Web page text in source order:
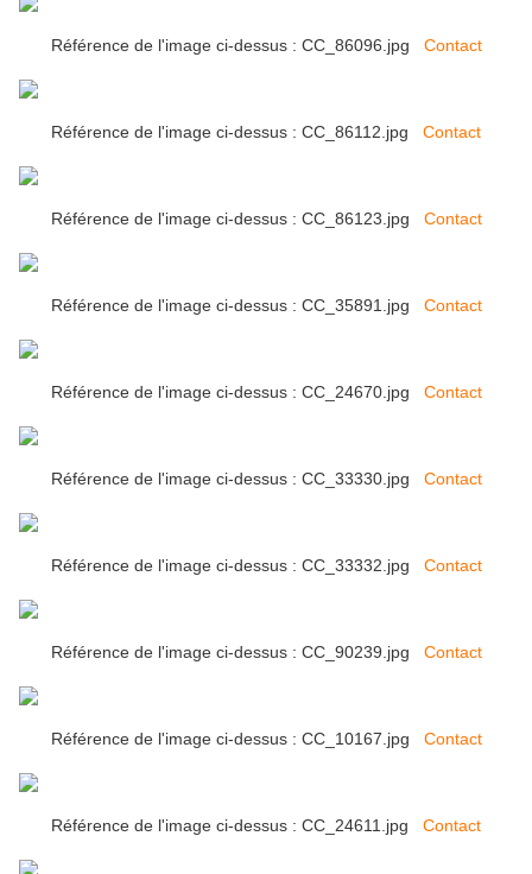
Référence de l'image ci-dessus : CC_86096.jpg Contact
Référence de l'image ci-dessus : CC_86112.jpg Contact
Référence de l'image ci-dessus : CC_86123.jpg Contact
Référence de l'image ci-dessus : CC_35891.jpg Contact
Référence de l'image ci-dessus : CC_24670.jpg Contact
Référence de l'image ci-dessus : CC_33330.jpg Contact
Référence de l'image ci-dessus : CC_33332.jpg Contact
Référence de l'image ci-dessus : CC_90239.jpg Contact
Référence de l'image ci-dessus : CC_10167.jpg Contact
Référence de l'image ci-dessus : CC_24611.jpg Contact